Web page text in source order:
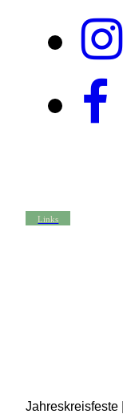
Links
Jahreskreisfeste